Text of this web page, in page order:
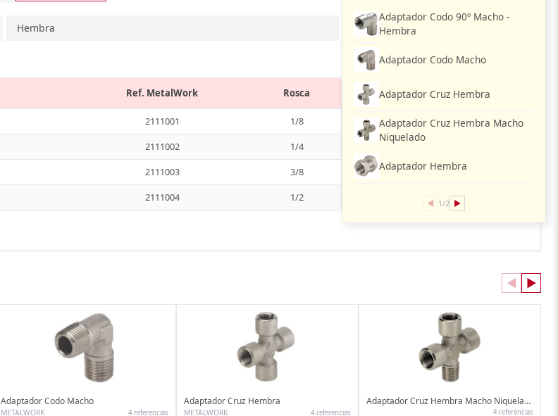
Hembra
Ref. MetalWork Rosca
2111001 1/8
2111002 1/4
2111003 3/8
2111004 1/2
Adaptador Codo 90º Macho -
Hembra
Adaptador Codo Macho
Adaptador Cruz Hembra
Adaptador Cruz Hembra Macho
Niquelado
Adaptador Hembra
◀ 1/2 ▶
◀ ▶
Adaptador Codo Macho
METALWORK 4 referencias
Adaptador Cruz Hembra
METALWORK 4 referencias
Adaptador Cruz Hembra Macho Niquelado
4 referencias